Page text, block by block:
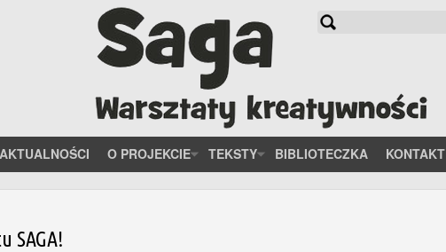
Szukaj
AKTUALNOŚCI O PROJEKCIE TEKSTY BIBLIOTECZKA KONTAKT
SAGA!